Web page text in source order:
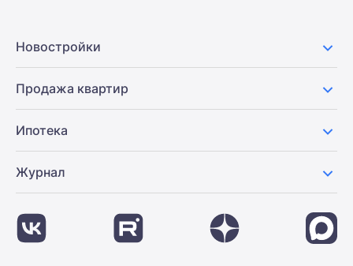
Новостройки
Продажа квартир
Ипотека
Журнал